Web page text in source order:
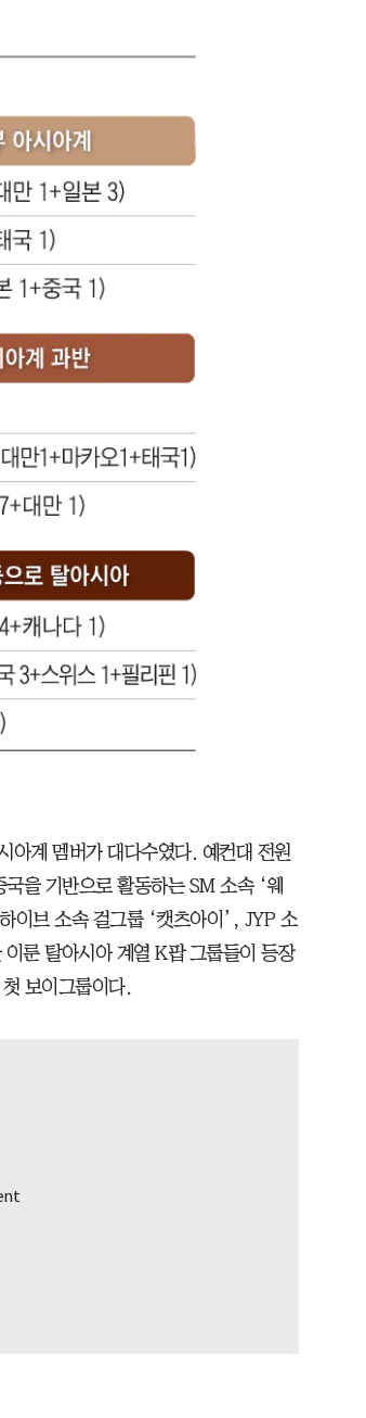
아계 멤버가 대다수였다. 예컨대 전원
을 기반으로 활동하는 SM 소속 ‘웨
이브 소속 걸그룹 ‘캣츠아이’, JYP 소
룬 탈아시아 계열 K팝 그룹들이 등장
보이그룹이다.